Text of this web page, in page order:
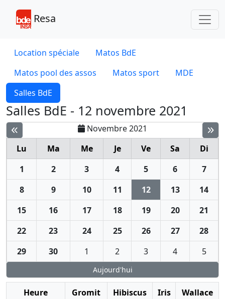
Resa
Location spéciale
Matos BdE
Matos pool des assos
Matos sport
MDE
Salles BdE
Salles BdE - 12 novembre 2021
Novembre 2021
Lu
Ma Me Je Ve Sa
Di
1
2 3 4 5 6
7
8
9 10 11 12 13
14
15
16 17 18 19 20
21
22
23 24 25 26 27
28
29
30 1 2 3 4 5
Aujourd'hui
Heure Gromit Hibiscus Iris
Wallace